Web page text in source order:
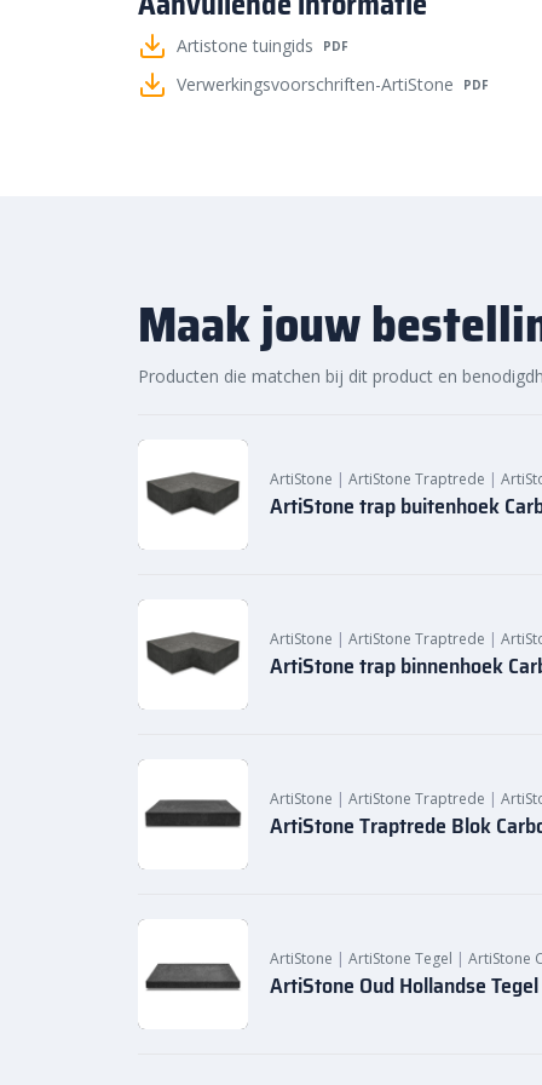
50×50 cm
Bij Bestratingsmarkt.com ben je verzekerd van de
onze ruime voorraad en snelle levering kun je ook
jouw tuinproject. Bestel daarom vandaag nog.
Artistone tuingids PDF
Verwerkingsvoorschriften-ArtiStone PDF
Maak jouw
Producten die matchen bij dit product en
ArtiStone | ArtiStone Traptrede |
ArtiStone trap buitenhoek
ArtiStone | ArtiStone Traptrede |
ArtiStone trap binnenhoek
ArtiStone | ArtiStone Traptrede |
ArtiStone Traptrede Blok
ArtiStone | ArtiStone Tegel | ArtiStone
ArtiStone Oud Hollandse